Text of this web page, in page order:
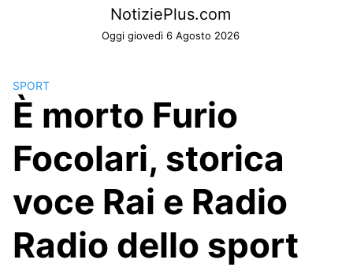
NotiziePlus.com
Oggi giovedì 6 Agosto 2026
SPORT
È morto Furio
Focolari, storica
voce Rai e Radio
Radio dello sport